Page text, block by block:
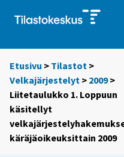
Etusivu > Tilastot >
Velkajärjestelyt > 2009>
Liitetaulukko 1. Loppuun
käsitellyt
käräjäoikeuksittain 2009